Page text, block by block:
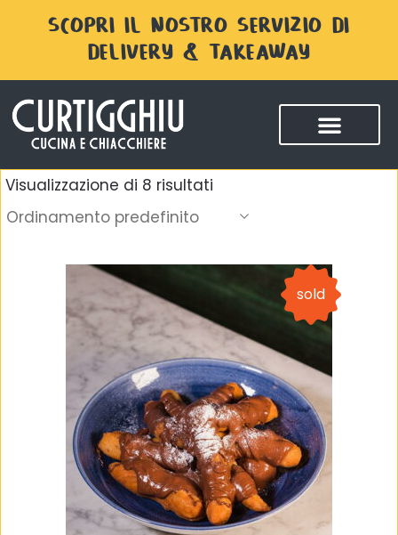
SCOPRI IL NOSTRO SERVIZIO DI
DELIVERY & TAKEAWAY
Visualizzazione di 8 risultati
Ordinamento predefinito
sold